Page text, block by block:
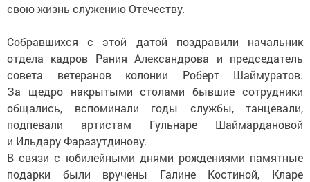
свою жизнь служению Отечеству.
Собравшихся с этой датой поздравили начальник
отдела кадров Рания Александрова и председатель
совета ветеранов колонии Роберт Шаймуратов.
За щедро накрытыми столами бывшие сотрудники
общались, вспоминали годы службы, танцевали,
подпевали артистам Гульнаре Шаймардановой
и Ильдару Фаразутдинову.
В связи с юбилейными днями рождениями памятные
подарки были вручены Галине Костиной, Кларе